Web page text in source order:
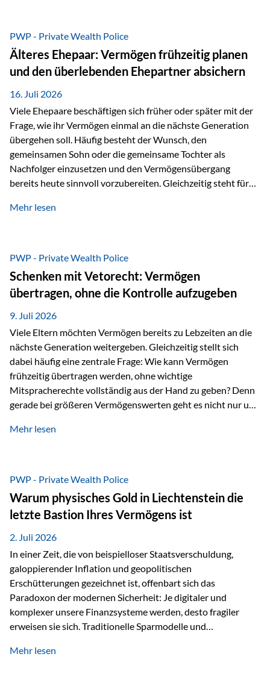
Ausgangssituation Stellen Sie sich folgende Familie vor: Die
Großeltern haben über viele Jahre Vermögen aufgebaut. Ihr
Wunsch ist es, dieses Vermögen nicht nur den eigenen
Kindern, sondern langfristig auch den Enkeln zukommen zu…
PWP - Private Wealth Police
Älteres Ehepaar: Vermögen frühzeitig planen
und den überlebenden Ehepartner absichern
16. Juli 2026
Viele Ehepaare beschäftigen sich früher oder später mit der
Frage, wie ihr Vermögen einmal an die nächste Generation
übergehen soll. Häufig besteht der Wunsch, den
gemeinsamen Sohn oder die gemeinsame Tochter als
Nachfolger einzusetzen und den Vermögensübergang
bereits heute sinnvoll vorzubereiten. Gleichzeitig steht für
passiert, wenn einer der beiden verstirbt? Der überlebende
Vermögen verfügen können. Genau für diese
Ausgangssituation bietet die Private Wealth Police der
Vienna-Life eine durchdachte Gestaltungsmöglichkeit. Die
Ausgangssituation Stellen Sie sich folgendes Beispiel vor:
Ein…
Mehr lesen
PWP - Private Wealth Police
Schenken mit Vetorecht: Vermögen
übertragen, ohne die Kontrolle aufzugeben
9. Juli 2026
Viele Eltern möchten Vermögen bereits zu Lebzeiten an die
nächste Generation weitergeben. Gleichzeitig stellt sich
dabei häufig eine zentrale Frage: Wie kann Vermögen
frühzeitig übertragen werden, ohne wichtige
Mitspracherechte vollständig aus der Hand zu geben? Denn
gerade bei größeren Vermögenswerten geht es nicht nur um
sicherzustellen, dass das Vermögen langfristig erhalten
folgende Situation vor: Ein Vater schenkt seiner Tochter
einen Teil seines Vermögens. Einige Jahre später möchte die
Tochter das Geld kurzfristig verwenden, um…
Mehr lesen
PWP - Private Wealth Police
Warum physisches Gold in Liechtenstein die
letzte Bastion Ihres Vermögens ist
2. Juli 2026
In einer Zeit, die von beispielloser Staatsverschuldung,
galoppierender Inflation und geopolitischen
Erschütterungen gezeichnet ist, offenbart sich das
Paradoxon der modernen Sicherheit: Je digitaler und
komplexer unsere Finanzsysteme werden, desto fragiler
erweisen sie sich. Traditionelle Sparmodelle und
unumstößlich galten, versagen angesichts der expansiven
Mehr lesen